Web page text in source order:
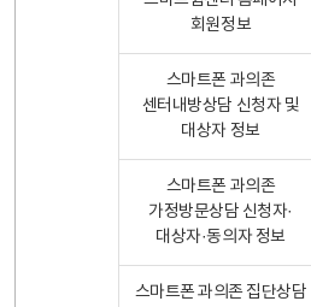
회원정보
스마트폰 과의존
센터내방상담 신청자 및
대상자 정보
스마트폰 과의존
가정방문상담 신청자·
대상자·동의자 정보
스마트폰 과의존 집단상담